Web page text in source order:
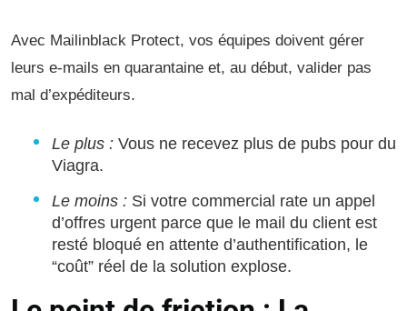
Avec Mailinblack Protect, vos équipes doivent gérer
leurs e-mails en quarantaine et, au début, valider pas
mal d’expéditeurs.
Le plus : Vous ne recevez plus de pubs pour du
Viagra.
Le moins : Si votre commercial rate un appel
d’offres urgent parce que le mail du client est
resté bloqué en attente d’authentification, le
“coût” réel de la solution explose.